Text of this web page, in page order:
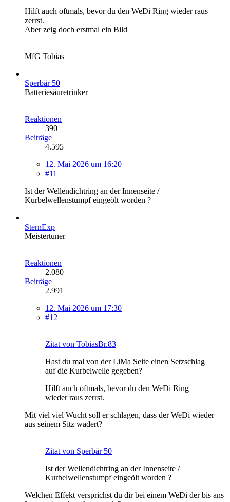
Hilft auch oftmals, bevor du den WeDi Ring wieder raus
zerrst.
Aber zeig doch erstmal ein Bild
MfG Tobias
Sperbär 50
Batteriesäuretrinker
Reaktionen
390
Beiträge
4.595
12. Mai 2026 um 16:20
#11
Ist der Wellendichtring an der Innenseite /
Kurbelwellenstumpf eingeölt worden ?
SternExp
Meistertuner
Reaktionen
2.080
Beiträge
2.991
12. Mai 2026 um 17:30
#12
Zitat von TobiasBr.83
Hast du mal von der LiMa Seite einen Setzschlag
auf die Kurbelwelle gegeben?
Hilft auch oftmals, bevor du den WeDi Ring
wieder raus zerrst.
Mit viel viel Wucht soll er schlagen, dass der WeDi wieder
aus seinem Sitz wadert?
Zitat von Sperbär 50
Ist der Wellendichtring an der Innenseite /
Kurbelwellenstumpf eingeölt worden ?
Welchen Effekt versprichst du dir bei einem WeDi der bis ans